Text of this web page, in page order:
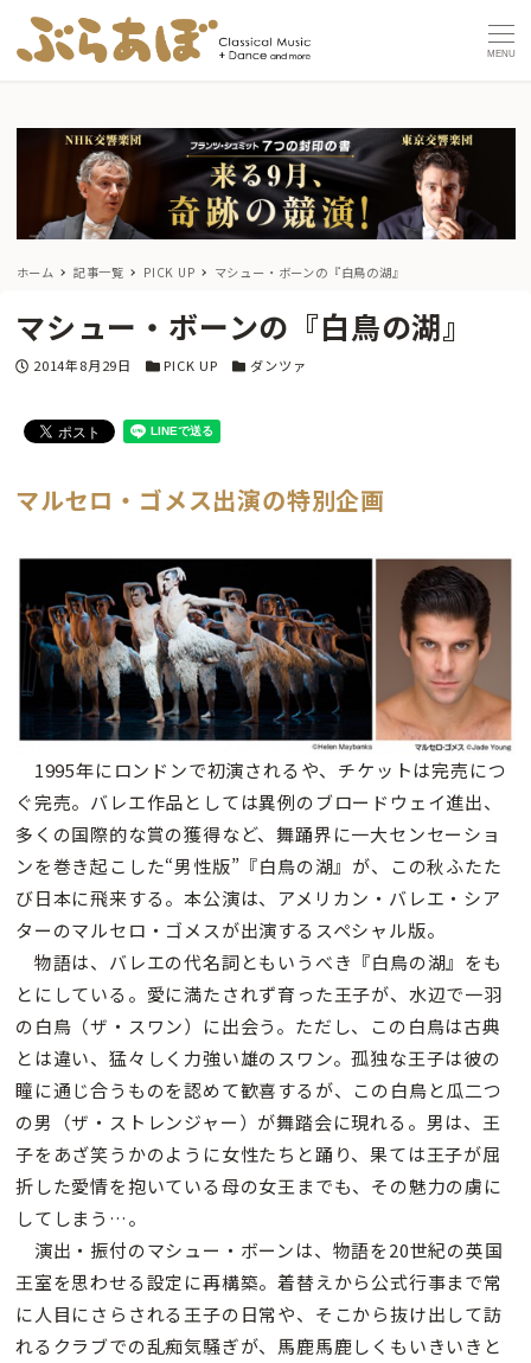
MENU
ホーム 記事一覧 PICK UP マシュー・ボーンの『白鳥の湖』
マシュー・ボーンの『白鳥の湖』
投稿日
2014年8月29日 カテゴリー
PICK UP カテゴリー
ダンツァ
マルセロ・ゴメス出演の特別企画
1995年にロンドンで初演されるや、チケットは完売につ
ぐ完売。バレエ作品としては異例のブロードウェイ進出、
多くの国際的な賞の獲得など、舞踊界に一大センセーショ
ンを巻き起こした“男性版”『白鳥の湖』が、この秋ふたた
び日本に飛来する。本公演は、アメリカン・バレエ・シア
ターのマルセロ・ゴメスが出演するスペシャル版。
物語は、バレエの代名詞ともいうべき『白鳥の湖』をも
とにしている。愛に満たされず育った王子が、水辺で一羽
の白鳥（ザ・スワン）に出会う。ただし、この白鳥は古典
とは違い、猛々しく力強い雄のスワン。孤独な王子は彼の
瞳に通じ合うものを認めて歓喜するが、この白鳥と瓜二つ
の男（ザ・ストレンジャー）が舞踏会に現れる。男は、王
子をあざ笑うかのように女性たちと踊り、果ては王子が屈
折した愛情を抱いている母の女王までも、その魅力の虜に
してしまう…。
演出・振付のマシュー・ボーンは、物語を20世紀の英国
王室を思わせる設定に再構築。着替えから公式行事まで常
に人目にさらされる王子の日常や、そこから抜け出して訪
れるクラブでの乱痴気騒ぎが、馬鹿馬鹿しくもいきいきと